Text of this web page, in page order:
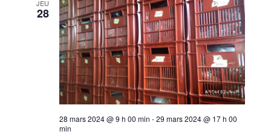
JEU
28
28 mars 2024 @ 9 h 00 min -29 mars 2024 @ 17 h 00
min